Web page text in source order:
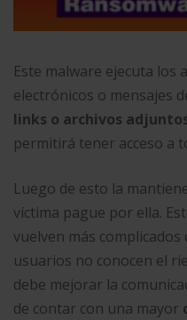
Este malware ejecuta los
electrónicos o mensajes
links o archivos
permitirá tener acceso a
Luego de esto la
víctima pague por ella.
vuelven más
usuarios no conocen el
debe mejorar la
de contar con una mayor